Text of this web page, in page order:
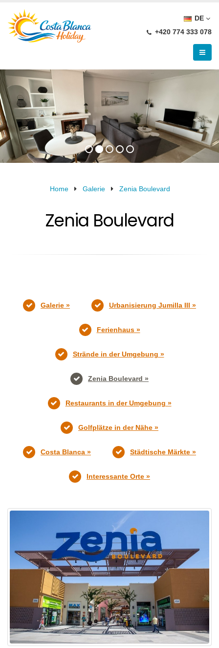
DE
+420 774 333 078
Home Galerie Zenia Boulevard
Zenia Boulevard
Galerie » Urbanisierung Jumilla III »
Ferienhaus »
Strände in der Umgebung »
Zenia Boulevard »
Restaurants in der Umgebung »
Golfplätze in der Nähe »
Costa Blanca » Städtische Märkte »
Interessante Orte »